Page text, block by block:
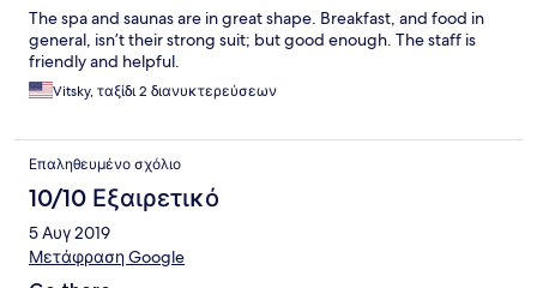
The spa and saunas are in great shape. Breakfast, and food in
general, isn’t their strong suit; but good enough. The staff is
friendly and helpful.
Vitsky, ταξίδι 2 διανυκτερεύσεων
Επαληθευμένο σχόλιο
10/10 Εξαιρετικό
5 Αυγ 2019
Μετάφραση Google